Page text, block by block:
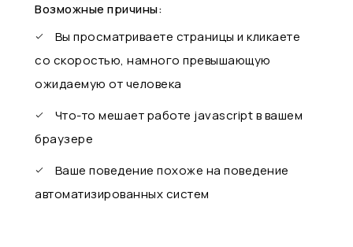
Возможные причины:
Вы просматриваете страницы и кликаете
со скоростью, намного превышающую
ожидаемую от человека
Что-то мешает работе javascript в вашем
браузере
Ваше поведение похоже на поведение
автоматизированных систем